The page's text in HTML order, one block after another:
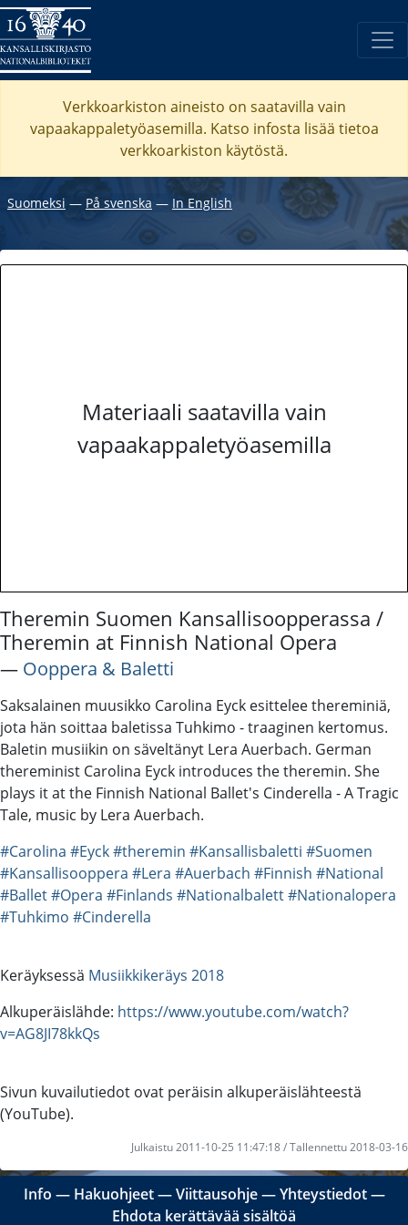
Verkkoarkiston aineisto on saatavilla vain
vapaakappaletyöasemilla. Katso infosta lisää tietoa
verkkoarkiston käytöstä.
Suomeksi ― På svenska ― In English
Materiaali saatavilla vain
vapaakappaletyöasemilla
Theremin Suomen Kansallisoopperassa /
Theremin at Finnish National Opera
― Ooppera & Baletti
Saksalainen muusikko Carolina Eyck esittelee thereminiä,
jota hän soittaa baletissa Tuhkimo - traaginen kertomus.
Baletin musiikin on säveltänyt Lera Auerbach. German
thereminist Carolina Eyck introduces the theremin. She
plays it at the Finnish National Ballet's Cinderella - A Tragic
Tale, music by Lera Auerbach.
#Carolina #Eyck#theremin #Kansallisbaletti #Suomen
#Kansallisooppera #Lera #Auerbach #Finnish #National
#Ballet#Opera #Finlands #Nationalbalett#Nationalopera
#Tuhkimo #Cinderella
Keräyksessä Musiikkikeräys 2018
Alkuperäislähde: https://www.youtube.com/watch?
v=AG8JI78kkQs
Sivun kuvailutiedot ovat peräisin alkuperäislähteestä
(YouTube).
Julkaistu 2011-10-25 11:47:18 / Tallennettu 2018-03-16
Info ― Hakuohjeet―Viittausohje―Yhteystiedot―
Ehdota kerättävää sisältöä